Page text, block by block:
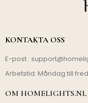
KONTAKTA OSS
E-post :
Arbetstid: Måndag till
OM HOMELIGHTS.NL